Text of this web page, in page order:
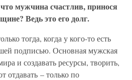
мужчина счастлив, принося
Ведь это его долг.
тогда, когда у кого-то есть
подписью. Основная мужская
и создавать ресурсы, творить,
отдавать – только по